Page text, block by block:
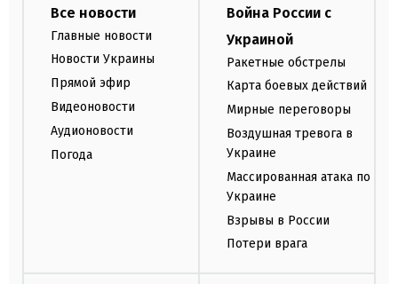
Все новости
Главные новости
Новости Украины
Прямой эфир
Видеоновости
Аудионовости
Погода
Война России с
Украиной
Ракетные обстрелы
Карта боевых действий
Мирные переговоры
Воздушная тревога в
Украине
Массированная атака по
Украине
Взрывы в России
Потери врага